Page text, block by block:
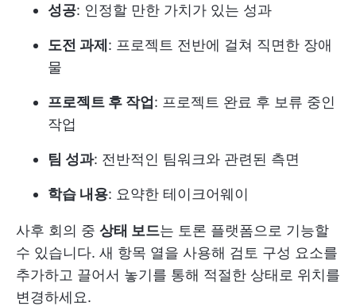
성공: 인정할 만한 가치가 있는 성과
도전 과제: 프로젝트 전반에 걸쳐 직면한 장애
물
프로젝트 후 작업: 프로젝트 완료 후 보류 중인
작업
팀 성과: 전반적인 팀워크와 관련된 측면
학습 내용: 요약한 테이크어웨이
사후 회의 중 상태 보드는 토론 플랫폼으로 기능할
수 있습니다. 새 항목 열을 사용해 검토 구성 요소를
추가하고 끌어서 놓기를 통해 적절한 상태로 위치를
변경하세요.